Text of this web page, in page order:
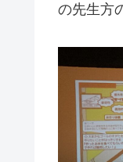
の先生方